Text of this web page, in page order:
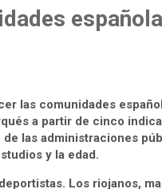
las comunidades
a partir de cinco
las administraciones
y la edad.
Los riojanos,